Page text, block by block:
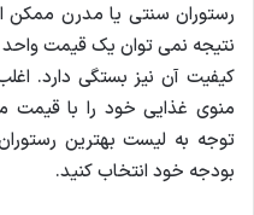
رستوران سنتی یا مدرن
نتیجه نمی توان یک قیمت واحد
کیفیت آن نیز بستگی دارد.
منوی غذایی خود را با قیمت
توجه به لیست بهترین
بودجه خود انتخاب کنید.